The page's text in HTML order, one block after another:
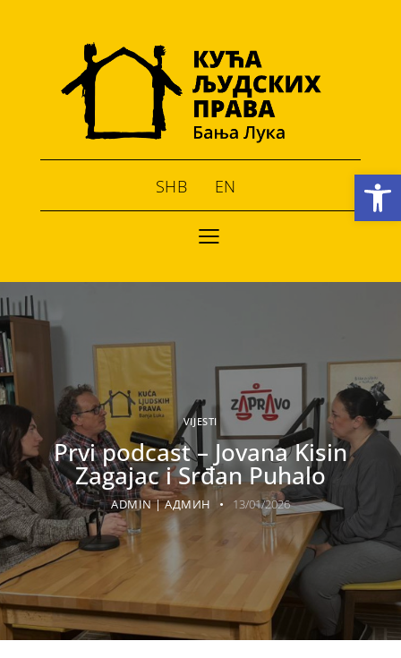
Open toolbar
SHB EN
VIJESTI
Prvi podcast – Jovana Kisin
Zagajac i Srđan Puhalo
ADMIN | АДМИН 13/01/2026